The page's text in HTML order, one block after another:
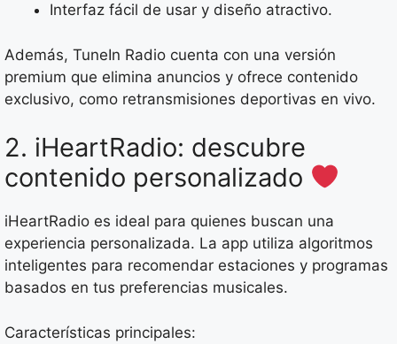
Interfaz fácil de usar y diseño atractivo.
Además, TuneIn Radio cuenta con una versión
premium que elimina anuncios y ofrece contenido
exclusivo, como retransmisiones deportivas en vivo.
2. iHeartRadio: descubre
contenido personalizado
iHeartRadio es ideal para quienes buscan una
experiencia personalizada. La app utiliza algoritmos
inteligentes para recomendar estaciones y programas
basados en tus preferencias musicales.
Características principales: